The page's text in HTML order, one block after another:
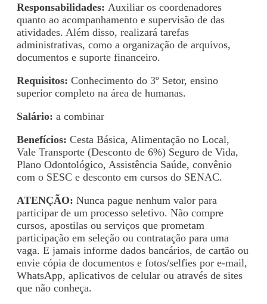
Responsabilidades: Auxiliar os coordenadores
quanto ao acompanhamento e supervisão de das
atividades. Além disso, realizará tarefas
administrativas, como a organização de arquivos,
documentos e suporte financeiro.
Requisitos: Conhecimento do 3º Setor, ensino
superior completo na área de humanas.
Salário: a combinar
Benefícios: Cesta Básica, Alimentação no Local,
Vale Transporte (Desconto de 6%) Seguro de Vida,
Plano Odontológico, Assistência Saúde, convênio
com o SESC e desconto em cursos do SENAC.
ATENÇÃO: Nunca pague nenhum valor para
participar de um processo seletivo. Não compre
cursos, apostilas ou serviços que prometam
participação em seleção ou contratação para uma
vaga. E jamais informe dados bancários, de cartão ou
envie cópia de documentos e fotos/selfies por e-mail,
WhatsApp, aplicativos de celular ou através de sites
que não conheça.